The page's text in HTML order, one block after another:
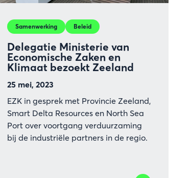
Delegatie Ministerie van
Economische Zaken en
Klimaat bezoekt Zeeland
25 mei, 2023
Samenwerking Beleid
EZK in gesprek met Provincie Zeeland,
Smart Delta Resources en North Sea
Port over voortgang verduurzaming
bij de industriële partners in de regio.